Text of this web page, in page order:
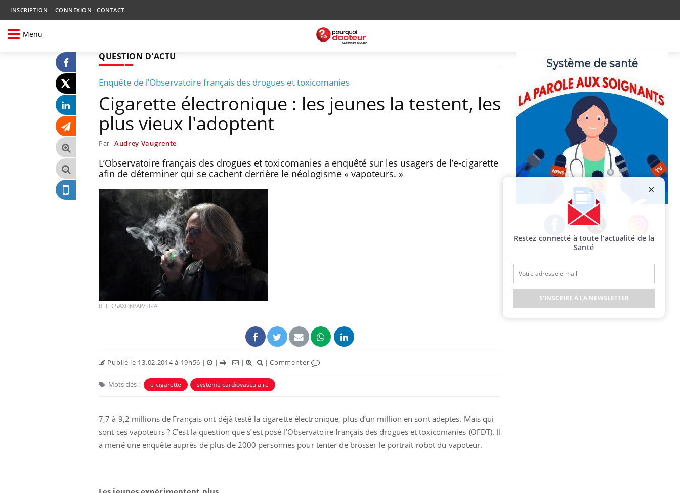
INSCRIPTION CONNEXION CONTACT
Menu
QUESTION D'ACTU
Enquête de l’Observatoire français des drogues et toxicomanies
Cigarette électronique : les jeunes la testent, les
plus vieux l'adoptent
Par Audrey Vaugrente
L’Observatoire français des drogues et toxicomanies a enquêté sur les usagers de l’e-cigarette
afin de déterminer qui se cachent derrière le néologisme « vapoteurs. »
REED SAXON/AP/SIPA
Publié le 13.02.2014 à 19h56 | | | | |Commenter
Mots clés : e-cigarette système cardiovasculaire
7,7 à 9,2 millions de Français ont déjà testé la cigarette électronique, plus d’un million en sont adeptes. Mais qui
sont ces vapoteurs ? C’est la question que s’est posé l’Observatoire français des drogues et toxicomanies (OFDT). Il
a mené une enquête auprès de plus de 2000 personnes pour tenter de brosser le portrait robot du vapoteur.
Facebook Twitter Instagram
Restez connecté à toute l’actualité de la
Santé
S'INSCRIRE À LA NEWSLETTER